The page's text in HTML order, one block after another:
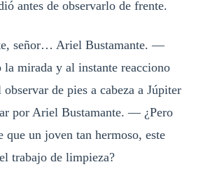
antes de observarlo de frente.
señor… Ariel Bustamante. —
la mirada y al instante reacciono
de pies a cabeza a Júpiter
por Ariel Bustamante. — ¿Pero
que un joven tan hermoso, este
trabajo de limpieza?